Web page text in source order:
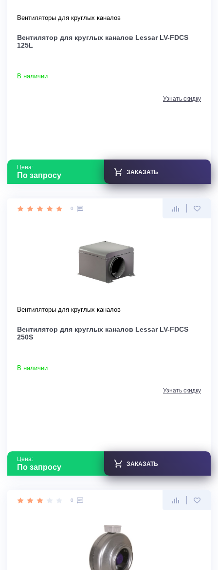
Вентиляторы для круглых каналов
Вентилятор для круглых каналов Lessar LV-FDCS
125L
В наличии
Узнать скидку
Цена:
По запросу ЗАКАЗАТЬ
0
Вентиляторы для круглых каналов
Вентилятор для круглых каналов Lessar LV-FDCS
250S
В наличии
Узнать скидку
Цена:
По запросу ЗАКАЗАТЬ
0